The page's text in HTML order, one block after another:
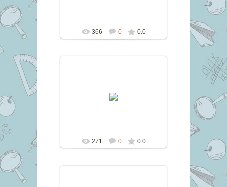
366 0 0.0
271 0 0.0